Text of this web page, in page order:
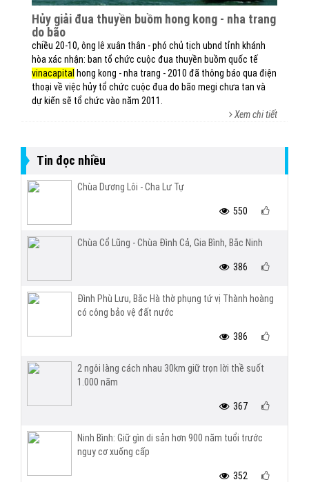
hủy giải đua thuyền buồm hong kong - nha trang
do bão
chiều 20-10, ông lê xuân thân - phó chủ tịch ubnd tỉnh khánh
hòa xác nhận: ban tổ chức cuộc đua thuyền buồm quốc tế
vinacapital hong kong - nha trang - 2010 đã thông báo qua điện
thoại về việc hủy tổ chức cuộc đua do bão megi chưa tan và
dự kiến sẽ tổ chức vào năm 2011.
Xem chi tiết
Tin đọc nhiều
Chùa Dương Lôi - Cha Lư Tự
550
Chùa Cổ Lũng - Chùa Đình Cả, Gia Bình, Bắc Ninh
386
Đình Phù Lưu, Bắc Hà thờ phụng tứ vị Thành hoàng
có công bảo vệ đất nước
386
2 ngôi làng cách nhau 30km giữ trọn lời thề suốt
1.000 năm
367
Ninh Bình: Giữ gìn di sản hơn 900 năm tuổi trước
nguy cơ xuống cấp
352